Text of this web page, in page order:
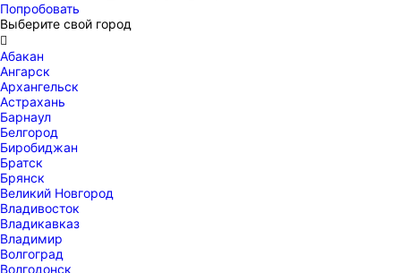
Попробовать
Выберите свой город

Абакан
Ангарск
Архангельск
Астрахань
Барнаул
Белгород
Биробиджан
Братск
Брянск
Великий Новгород
Владивосток
Владикавказ
Владимир
Волгоград
Волгодонск